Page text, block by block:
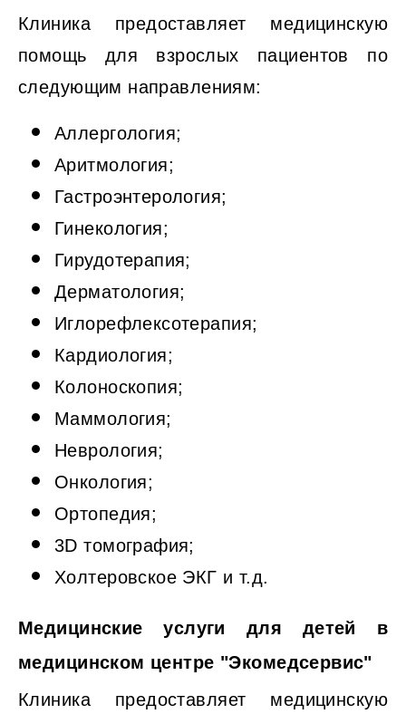
Клиника предоставляет медицинскую
помощь для взрослых пациентов по
следующим направлениям:
Аллергология;
Аритмология;
Гастроэнтерология;
Гинекология;
Гирудотерапия;
Дерматология;
Иглорефлексотерапия;
Кардиология;
Колоноскопия;
Маммология;
Неврология;
Онкология;
Ортопедия;
3D томография;
Холтеровское ЭКГ и т.д.
Медицинские услуги для детей в
медицинском центре "Экомедсервис"
Клиника предоставляет медицинскую